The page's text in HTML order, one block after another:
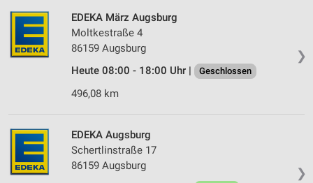
❯
EDEKA März Augsburg
Moltkestraße 4
86159 Augsburg
Heute 08:00 - 18:00 Uhr |
Geschlossen
496,08 km
❯
EDEKA Augsburg
Schertlinstraße 17
86159 Augsburg